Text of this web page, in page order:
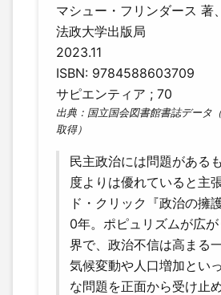
マシュー・フリンダース 著
法政大学出版局
2023.11
ISBN: 9784588603709
サピエンティア ; 70
出典：国立国会図書館書誌データ
取得）
民主政治には問題がある
度よりは優れていると主
ド・クリック『政治の擁
0年。ポピュリズムが広
界で、政治不信は高まる
気候変動や人口増加とい
な問題を正面から受け止